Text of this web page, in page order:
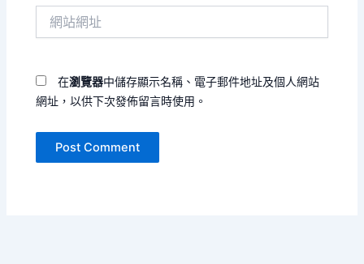
在瀏覽器中儲存顯示名稱、電子郵件地址及個人網站
網址，以供下次發佈留言時使用。